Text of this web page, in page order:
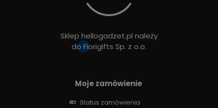
Sklep hellogadzet.pl należy
do Fiorigifts Sp. z o.o.
Moje zamówienie
Status zamówienia